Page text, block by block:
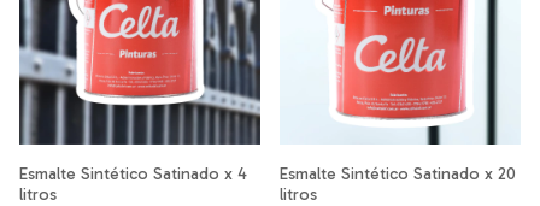
Esmalte Sintético Satinado x 4
litros
Esmalte Sintético Satinado x 20
litros